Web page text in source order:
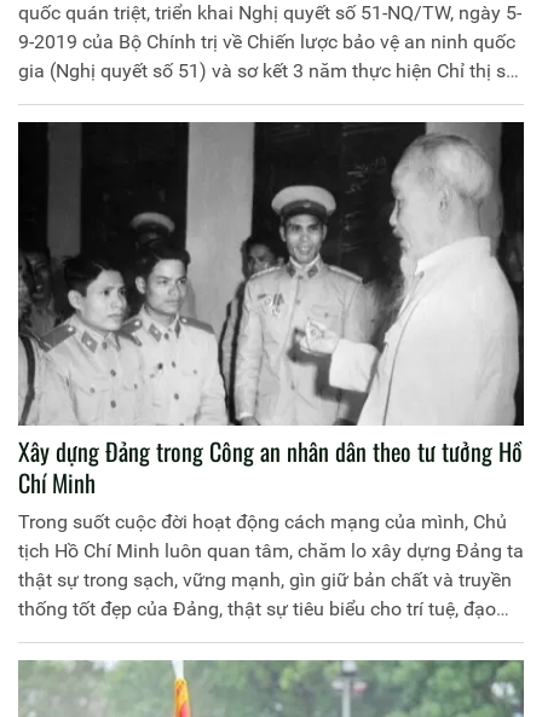
quốc quán triệt, triển khai Nghị quyết số 51-NQ/TW, ngày 5-
9-2019 của Bộ Chính trị về Chiến lược bảo vệ an ninh quốc
gia (Nghị quyết số 51) và sơ kết 3 năm thực hiện Chỉ thị số
12-CT/TW, ngày 5-1-2017 của Bộ Chính trị về tăng cường
sự lãnh đạo của Đảng đối với công tác bảo đảm an ninh
kinh tế trong điều kiện phát triển kinh tế thị trường định
hướng xã hội chủ nghĩa và hội nhập kinh tế quốc tế (Chỉ thị
Xây dựng Đảng trong Công an nhân dân theo tư tưởng Hồ
Chí Minh
Trong suốt cuộc đời hoạt động cách mạng của mình, Chủ
tịch Hồ Chí Minh luôn quan tâm, chăm lo xây dựng Đảng ta
thật sự trong sạch, vững mạnh, gìn giữ bản chất và truyền
thống tốt đẹp của Đảng, thật sự tiêu biểu cho trí tuệ, đạo
đức của giai cấp công nhân, nhân dân lao động và của dân
tộc. Người đã để lại một hệ thống quan điểm, tư tưởng quý
báu về công tác xây dựng Đảng hết sức toàn diện, sâu sắc.